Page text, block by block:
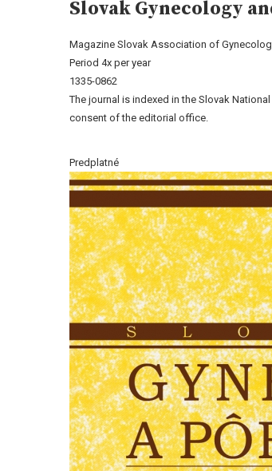
Slovak Gynecology
Magazine Slovak Association of
Period 4x per year
1335-0862
The journal is indexed in the Slovak
consent of the editorial office.
Predplatné